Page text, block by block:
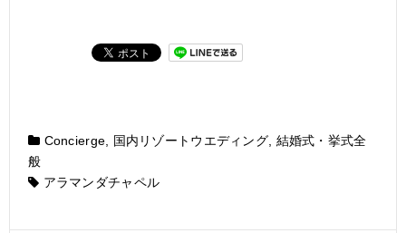
Concierge, 国内リゾートウエディング, 結婚式・挙式全
般
アラマンダチャペル